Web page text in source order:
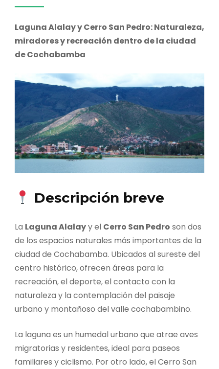
Laguna Alalay y Cerro San Pedro: Naturaleza,
miradores y recreación dentro de la ciudad
de Cochabamba
Descripción breve
La Laguna Alalayy el Cerro San Pedro son dos
de los espacios naturales más importantes de la
ciudad de Cochabamba. Ubicados al sureste del
centro histórico, ofrecen áreas para la
recreación, el deporte, el contacto con la
naturaleza y la contemplación del paisaje
urbano y montañoso del valle cochabambino.
La laguna es un humedal urbano que atrae aves
migratorias y residentes, ideal para paseos
familiares y ciclismo. Por otro lado, el Cerro San